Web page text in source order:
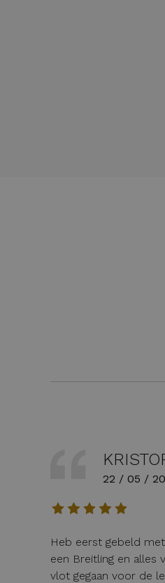
22 / 05 /
Heb eerst gebeld
een Breitling en alles
vlot gegaan voor de